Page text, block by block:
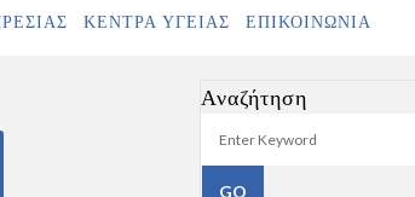
ΚΕΝΤΡΑ ΥΓΕΙΑΣ ΕΠΙΚΟΙΝΩΝΊΑ
Αναζήτηση